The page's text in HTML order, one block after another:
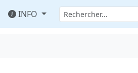
INFO